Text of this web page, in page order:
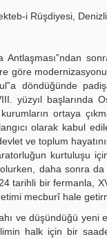
i Rüşdiyesi,
Antlaşması‟ndan
göre
döndüğünde
yüzyıl başlarında
ortaya
olarak kabul
ve toplum
kurtuluşu
daha sonra
tarihli bir fermanla,
mecburî hale
ve düşündüğü yeni
halk için bir